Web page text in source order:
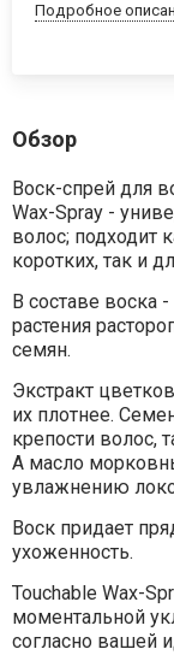
Подробное
Обзор
Воск-спрей для
Wax-Spray -
волос; подходит
коротких, так и
В составе воска
растения
семян.
Экстракт
их плотнее.
крепости волос,
А масло
увлажнению
Воск придает
ухоженность.
Touchable Wax-
моментальной
согласно вашей